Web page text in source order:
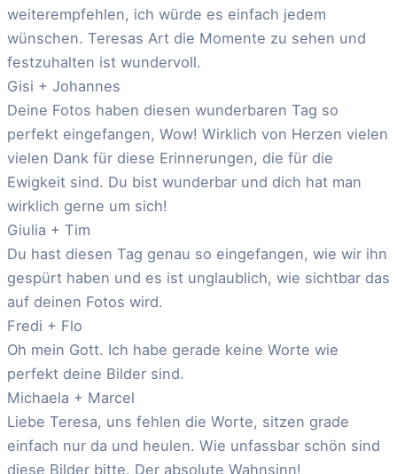
weiterempfehlen, ich würde es einfach jedem
wünschen. Teresas Art die Momente zu sehen und
festzuhalten ist wundervoll.
Gisi + Johannes
Deine Fotos haben diesen wunderbaren Tag so
perfekt eingefangen, Wow! Wirklich von Herzen vielen
vielen Dank für diese Erinnerungen, die für die
Ewigkeit sind. Du bist wunderbar und dich hat man
wirklich gerne um sich!
Giulia + Tim
Du hast diesen Tag genau so eingefangen, wie wir ihn
gespürt haben und es ist unglaublich, wie sichtbar das
auf deinen Fotos wird.
Fredi + Flo
Oh mein Gott. Ich habe gerade keine Worte wie
perfekt deine Bilder sind.
Michaela + Marcel
Liebe Teresa, uns fehlen die Worte, sitzen grade
einfach nur da und heulen. Wie unfassbar schön sind
diese Bilder bitte. Der absolute Wahnsinn!